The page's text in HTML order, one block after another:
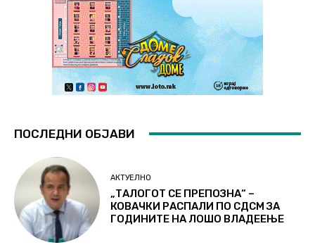
ПОСЛЕДНИ ОБЈАВИ
АКТУЕЛНО
„ТАЛОГОТ СЕ ПРЕПОЗНА“ –
КОВАЧКИ РАСПАЛИ ПО СДСМ ЗА
ГОДИНИТЕ НА ЛОШО ВЛАДЕЕЊЕ